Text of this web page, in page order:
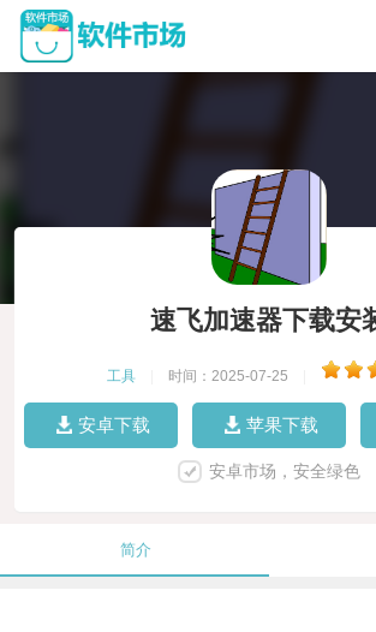
速飞加速器下载安
工具 时间：2025-07-25
安卓下载 苹果下载
安卓市场，安全绿色
简介